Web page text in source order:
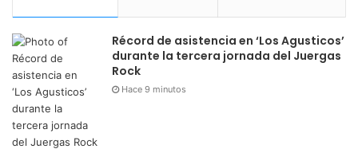
Récord de asistencia en ‘Los Agusticos’
durante la tercera jornada del Juergas
Rock
Hace 9 minutos